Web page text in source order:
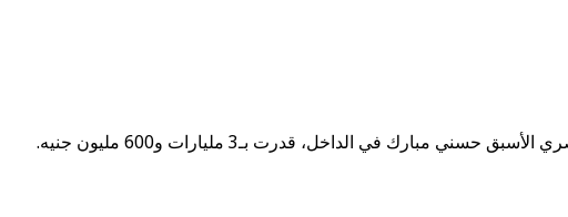
المرصد نيوز : متابعات كشفت مصادر قضائية مصرية الاثنين 20 مارس/آذار أن أجهزة الدولة تسلمت تقارير حول ثروة الرئيس المصري الأسبق حسني مبارك في الداخل، قدرت بـ3 مليارات و600 مليون جنيه.